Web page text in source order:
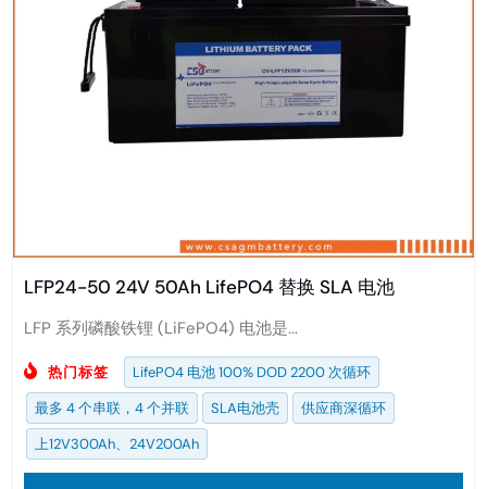
LFP24-50 24V 50Ah LifePO4 替换 SLA 电池
LFP 系列磷酸铁锂 (LiFePO4) 电池是...
热门标签
LifePO4 电池 100% DOD 2200 次循环
最多 4 个串联，4 个并联
SLA电池壳
供应商深循环
上12V300Ah、24V200Ah